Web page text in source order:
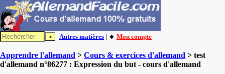
Autres matières | 🔸 Mon compte
Apprendre l'allemand > Cours & exercices d'allemand > test
d'allemand n°86277 : Expression du but - cours d'allemand